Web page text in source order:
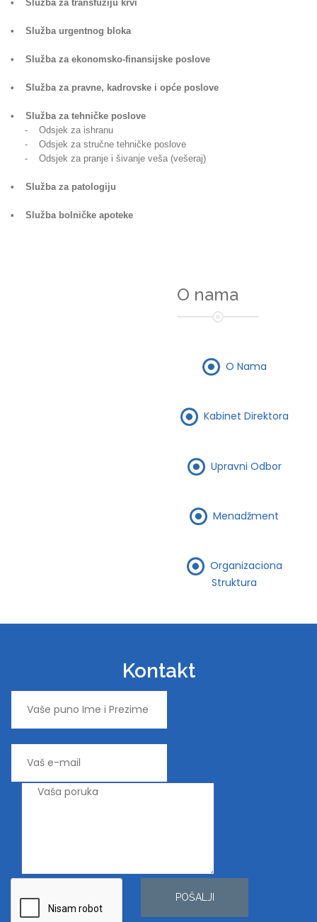
• Služba za transfuziju krvi
• Služba urgentnog bloka
• Služba za ekonomsko-finansijske poslove
• Služba za pravne, kadrovske i opće poslove
• Služba za tehničke poslove
- Odsjek za ishranu
- Odsjek za stručne tehničke poslove
- Odsjek za pranje i šivanje veša (vešeraj)
• Služba za patologiju
• Služba bolničke apoteke
O nama
O Nama
Kabinet Direktora
Upravni Odbor
Menadžment
Organizaciona
Struktura
Kontakt
POŠALJI